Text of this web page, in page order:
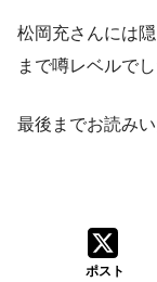
松岡充さんには
まで噂レベルでし
最後までお読み
ポスト